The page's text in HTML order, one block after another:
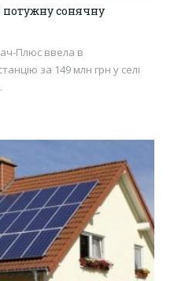
сонячну
Плюс ввела в
за 149 млн грн у селі